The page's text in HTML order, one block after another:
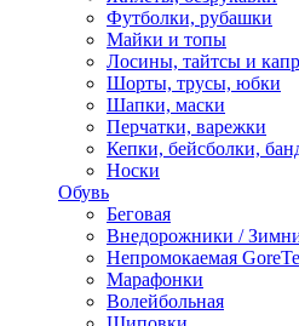
Футболки, рубашки
Майки и топы
Лосины, тайтсы и
Шорты, трусы, юбки
Шапки, маски
Перчатки, варежки
Кепки, бейсболки,
Носки
Обувь
Беговая
Внедорожники /
Непромокаемая
Марафонки
Волейбольная